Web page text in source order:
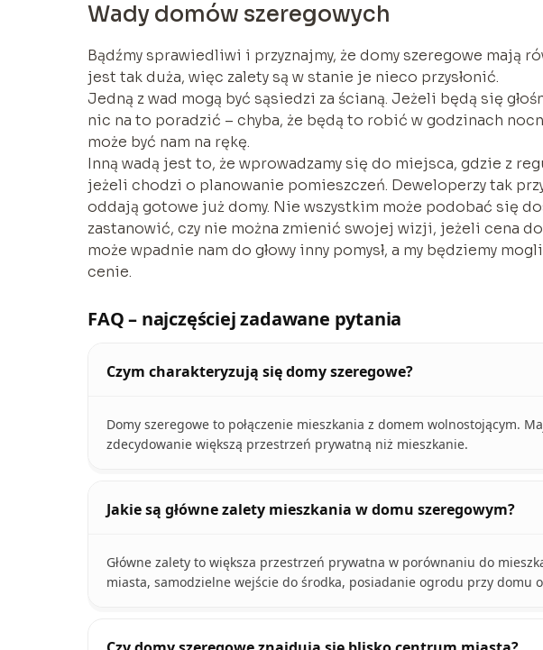
Wady domów szeregowych
Bądźmy sprawiedliwi i przyznajmy, że domy szeregowe mają
jest tak duża, więc zalety są w stanie je nieco przysłonić.
Jedną z wad mogą być sąsiedzi za ścianą. Jeżeli będą się
nic na to poradzić – chyba, że będą to robić w godzinach
może być nam na rękę.
Inną wadą jest to, że wprowadzamy się do miejsca, gdzie z
jeżeli chodzi o planowanie pomieszczeń. Deweloperzy tak
oddają gotowe już domy. Nie wszystkim może podobać się
zastanowić, czy nie można zmienić swojej wizji, jeżeli cena
może wpadnie nam do głowy inny pomysł, a my będziemy
cenie.
FAQ – najczęściej zadawane pytania
Czym charakteryzują się domy szeregowe?
Domy szeregowe to połączenie mieszkania z domem wolnostojącym.
zdecydowanie większą przestrzeń prywatną niż mieszkanie.
Jakie są główne zalety mieszkania w domu szeregowym?
Główne zalety to większa przestrzeń prywatna w porównaniu do
miasta, samodzielne wejście do środka, posiadanie ogrodu przy domu